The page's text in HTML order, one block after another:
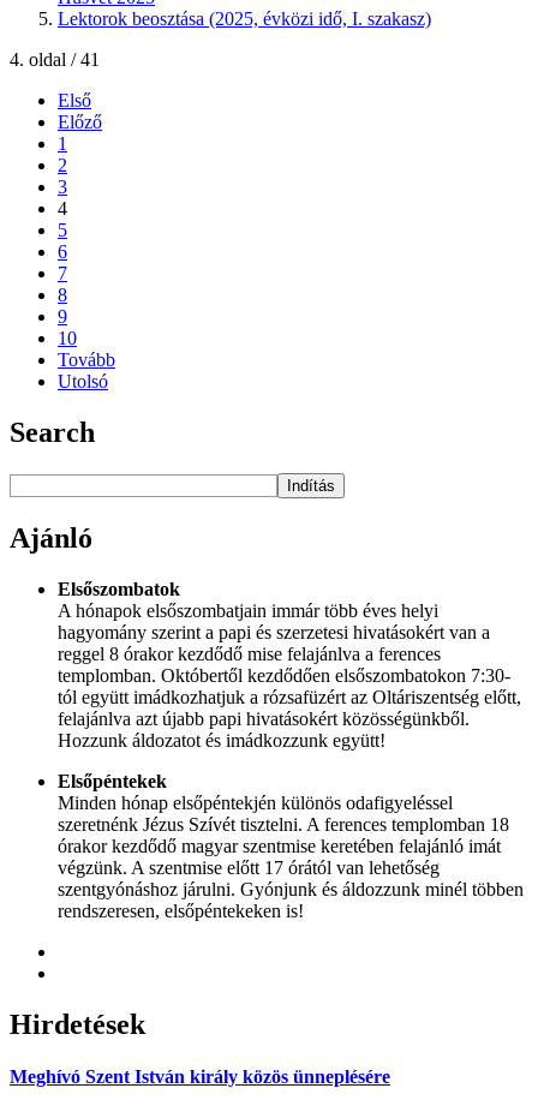
Lektorok beosztása (2025, évközi idő, I. szakasz)
4. oldal / 41
Első
Előző
1
2
3
4
5
6
7
8
9
10
Tovább
Utolsó
Search
Indítás
Ajánló
Elsőszombatok
A hónapok elsőszombatjain immár több éves helyi
hagyomány szerint a papi és szerzetesi hivatásokért van a
reggel 8 órakor kezdődő mise felajánlva a ferences
templomban. Októbertől kezdődően elsőszombatokon 7:30-
tól együtt imádkozhatjuk a rózsafüzért az Oltáriszentség előtt,
felajánlva azt újabb papi hivatásokért közösségünkből.
Hozzunk áldozatot és imádkozzunk együtt!
Elsőpéntekek
Minden hónap elsőpéntekjén különös odafigyeléssel
szeretnénk Jézus Szívét tisztelni. A ferences templomban 18
órakor kezdődő magyar szentmise keretében felajánló imát
végzünk. A szentmise előtt 17 órától van lehetőség
szentgyónáshoz járulni. Gyónjunk és áldozzunk minél többen
rendszeresen, elsőpéntekeken is!
Hirdetések
Meghívó Szent István király közös ünneplésére